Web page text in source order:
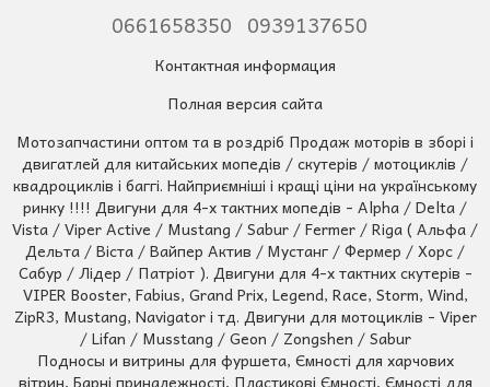
0661658350 0939137650
Контактная информация
Полная версия сайта
Мотозапчастини оптом та в роздріб Продаж моторів в зборі і
двигатлей для китайських мопедів / скутерів / мотоциклів /
квадроциклів і баггі. Найприємніші і кращі ціни на українському
ринку !!!! Двигуни для 4-х тактних мопедів - Alpha / Delta /
Vista / Viper Active / Mustang / Sabur / Fermer / Riga ( Альфа /
Дельта / Віста / Вайпер Актив / Мустанг / Фермер / Хорс /
Сабур / Лідер / Патріот ). Двигуни для 4-х тактних скутерів -
VIPER Booster, Fabius, Grand Prix, Legend, Race, Storm, Wind,
ZipR3, Mustang, Navigator і тд. Двигуни для мотоциклів - Viper
/ Lifan / Musstang / Geon / Zongshen / Sabur
Подносы и витрины для фуршета, Ємності для харчових
вітрин, Барні приналежності, Пластикові Ємності, Ємності для